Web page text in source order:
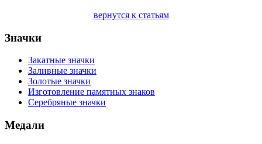
вернутся к статьям
Значки
Закатные значки
Заливные значки
Золотые значки
Изготовление памятных знаков
Серебряные значки
Медали